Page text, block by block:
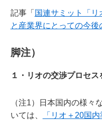
記事「 国連サミット「
と産業界にとっての今後
脚注）
１・リオの交渉プロセ
（注1）日本国内の様々
いては、
「リオ＋20国